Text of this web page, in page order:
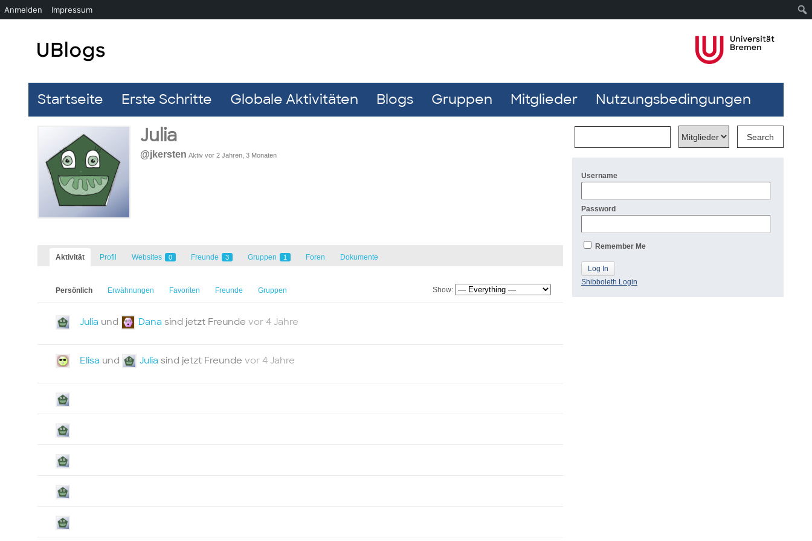
Startseite Erste Schritte Globale Aktivitäten Blogs Gruppen Mitglieder Nutzungsbedingungen
Julia
@jkersten Aktiv vor 2 Jahren, 3 Monaten
Aktivität Profil Websites 0 Freunde 3 Gruppen 1 Foren Dokumente
Persönlich Erwähnungen Favoriten Freunde Gruppen Show:
Julia und Dana sind jetzt Freunde vor 4 Jahre
Elisa und Julia sind jetzt Freunde vor 4 Jahre
Username
Password
Remember Me
Shibboleth Login
Anmelden Impressum